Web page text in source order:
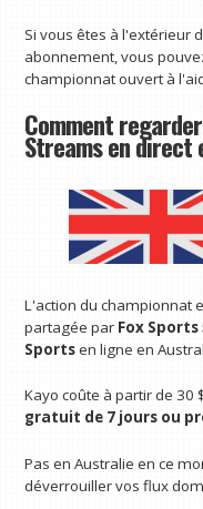
Si vous êtes à l'extérieur
abonnement, vous
championnat ouvert à
Comment
Streams en direct
L'action du championnat
partagée par Fox Sports
Sportsen ligne en
Kayo coûte à partir de 30
gratuit de 7 jours ou
Pas en Australie en ce
déverrouiller vos flux